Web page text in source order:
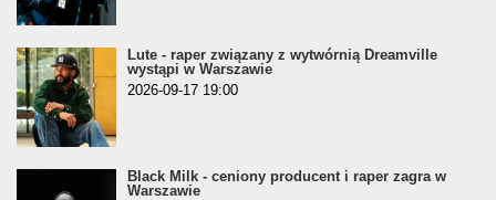
Lute - raper związany z wytwórnią Dreamville
wystąpi w Warszawie
2026-09-17 19:00
Black Milk - ceniony producent i raper zagra w
Warszawie